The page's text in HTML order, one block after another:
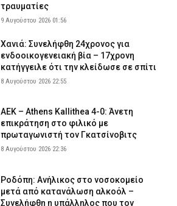
τραυματίες
9 Αυγούστου 2026 01:56
Χανιά: Συνελήφθη 24χρονος για
ενδοοικογενειακή βία – 17χρονη
κατήγγειλε ότι την κλείδωσε σε σπίτι
8 Αυγούστου 2026 22:55
ΑΕΚ – Athens Kallithea 4-0: Άνετη
επικράτηση στο φιλικό με
πρωταγωνιστή τον Γκατσίνοβιτς
8 Αυγούστου 2026 22:36
Ροδόπη: Ανήλικος στο νοσοκομείο
μετά από κατανάλωση αλκοόλ –
Συνελήφθη η υπάλληλος που τον